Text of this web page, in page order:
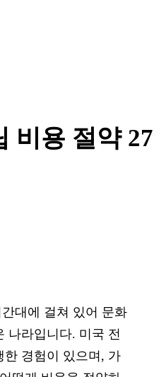
비용 절약 27
대에 걸쳐 있어 문화
나라입니다. 미국 전
한 경험이 있으며, 가